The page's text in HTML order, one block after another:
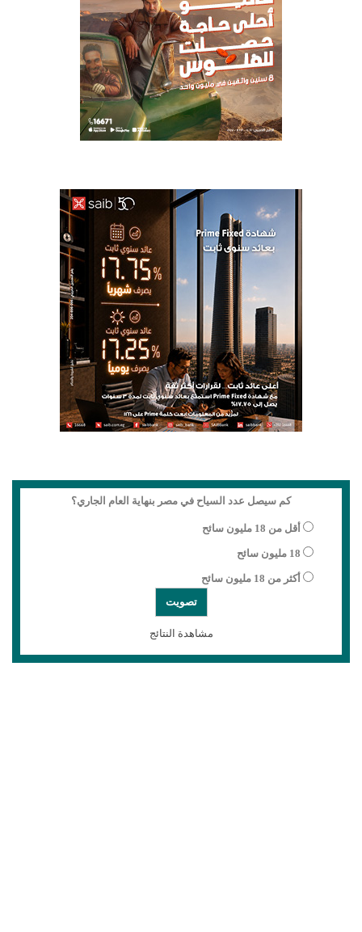
كم سيصل عدد السياح في مصر بنهاية العام الجاري؟
أقل من 18 مليون سائح
18 مليون سائح
أكثر من 18 مليون سائح
مشاهدة النتائج